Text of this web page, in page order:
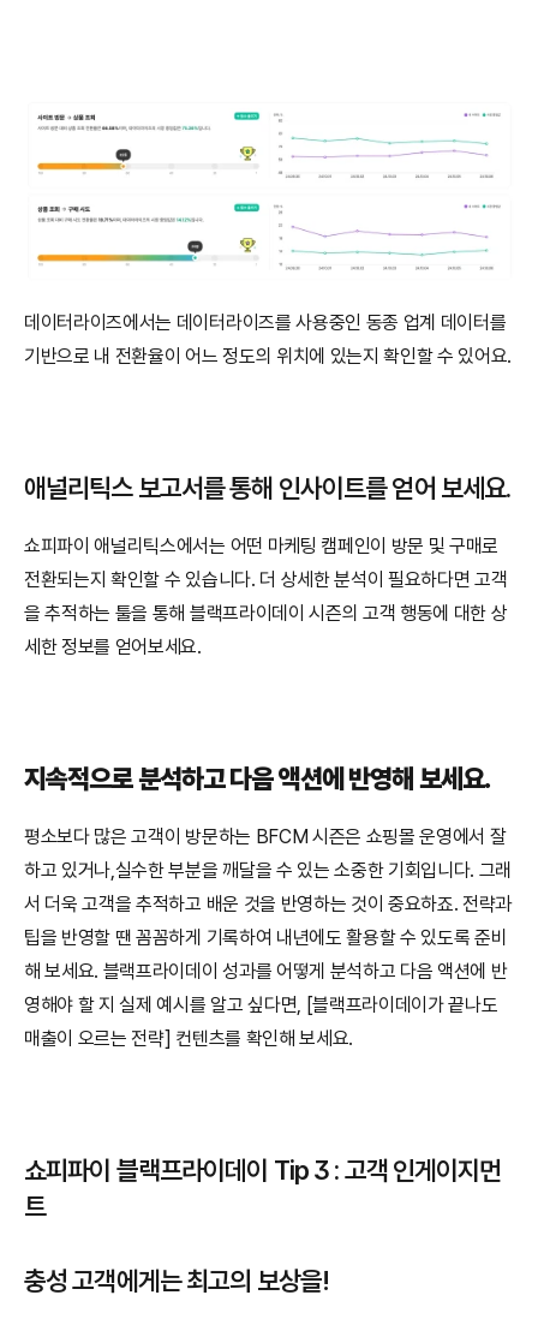
데이터라이즈에서는 데이터라이즈를 사용중인 동종 업계 데이터를
애널리틱스 보고서를 통해 인사이트를 얻어 보세요.
쇼피파이 애널리틱스에서는 어떤 마케팅 캠페인이 방문 및 구매로
전환되는지 확인할 수 있습니다. 더 상세한 분석이 필요하다면 고객
을 추적하는 툴을 통해 블랙프라이데이 시즌의 고객 행동에 대한 상
세한 정보를 얻어보세요.
지속적으로 분석하고 다음 액션에 반영해 보세요.
평소보다 많은 고객이 방문하는 BFCM 시즌은 쇼핑몰 운영에서 잘
하고 있거나,실수한 부분을 깨달을 수 있는 소중한 기회입니다. 그래
서 더욱 고객을 추적하고 배운 것을 반영하는 것이 중요하죠. 전략과
팁을 반영할 땐 꼼꼼하게 기록하여 내년에도 활용할 수 있도록 준비
해 보세요. 블랙프라이데이 성과를 어떻게 분석하고 다음 액션에 반
영해야 할 지 실제 예시를 알고 싶다면, [블랙프라이데이가 끝나도
매출이 오르는 전략] 컨텐츠를 확인해 보세요.
쇼피파이 블랙프라이데이 Tip 3 : 고객 인게이지먼
트
충성 고객에게는 최고의 보상을!